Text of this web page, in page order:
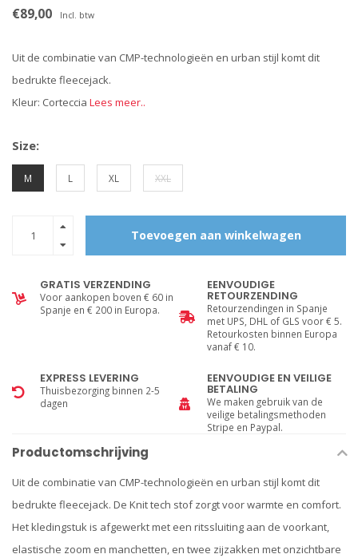
€89,00 Incl. btw
Uit de combinatie van CMP-technologieën en urban stijl komt dit
bedrukte fleecejack.
Kleur: Corteccia Lees meer..
Size:
M L XL XXL
Toevoegen aan winkelwagen
GRATIS VERZENDING
Voor aankopen boven € 60 in
Spanje en € 200 in Europa.
EENVOUDIGE
RETOURZENDING
Retourzendingen in Spanje
met UPS, DHL of GLS voor € 5.
Retourkosten binnen Europa
vanaf € 10.
EXPRESS LEVERING
Thuisbezorging binnen 2-5
dagen
EENVOUDIGE EN VEILIGE
BETALING
We maken gebruik van de
veilige betalingsmethoden
Stripe en Paypal.
Productomschrijving
Uit de combinatie van CMP-technologieën en urban stijl komt dit
bedrukte fleecejack. De Knit tech stof zorgt voor warmte en comfort.
Het kledingstuk is afgewerkt met een ritssluiting aan de voorkant,
elastische zoom en manchetten, en twee zijzakken met onzichtbare